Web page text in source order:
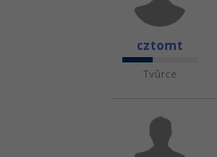
cztomt
Tvůrce